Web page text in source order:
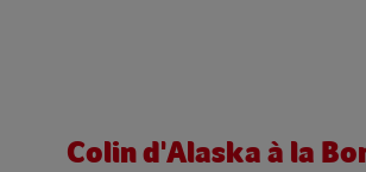
Colin d'Alaska à la